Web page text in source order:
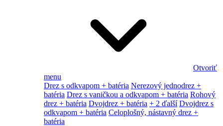
Otvoriť
menu
Drez s odkvapom + batéria Nerezový jednodrez +
batéria Drez s vaničkou a odkvapom + batéria Rohový
drez + batéria Dvojdrez + batéria + 2 ďalší Dvojdrez s
odkvapom + batéria Celoplošný, nástavný drez +
batéria